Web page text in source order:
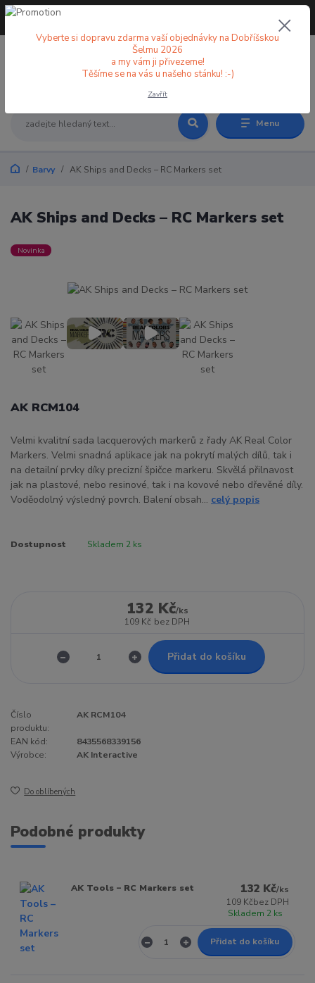
Menu
+420 773 998 582
Barvy AK Ships and Decks – RC Markers set
AK Ships and Decks – RC Markers set
Novinka
AK RCM104
Velmi kvalitní sada lacquerových markerů z řady AK Real Color
Markers. Velmi snadná aplikace jak na pokrytí malých dílů, tak i
na detailní prvky díky precizní špičce markeru. Skvělá přilnavost
jak na plastové, nebo resinové, tak i na kovové nebo dřevěné díly.
Voděodolný výsledný povrch. Balení obsah... celý popis
Dostupnost Skladem 2 ks
132 Kč/ks
109 Kč bez DPH
Přidat do košíku
Číslo
produktu:
AK RCM104
EAN kód:
8435568339156
Výrobce:
AK Interactive
Do oblíbených
Podobné produkty
AK Tools – RC Markers set 132 Kč/ks
109 Kčbez DPH
Skladem 2 ks
Přidat do košíku
Vyberte si dopravu zdarma vaší objednávky na Dobříšskou
Šelmu 2026
a my vám ji přivezeme!
Těšíme se na vás u našeho stánku! :-)
Zavřít